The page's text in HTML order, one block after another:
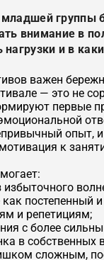
группы
внимание в
и в
важен
— это не
первые
опыт,
к
избыточного
постепенный
и репетициям;
с более
в собственных
сложным,